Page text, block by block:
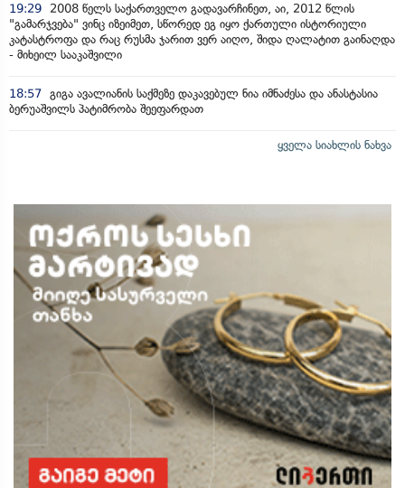
19:29
2008 წელს საქართველო გადავარჩინეთ, აი, 2012 წლის
"გამარჯვება" ვინც იზეიმეთ, სწორედ ეგ იყო ქართული ისტორიული
კატასტროფა და რაც რუსმა ჯარით ვერ აიღო, შიდა ღალატით გაინაღდა
- მიხეილ სააკაშვილი
18:57 გიგა ავალიანის საქმეზე დაკავებულ ნია იმნაძესა და ანასტასია
ბერუაშვილს პატიმრობა შეეფარდათ
ყველა სიახლის ნახვა